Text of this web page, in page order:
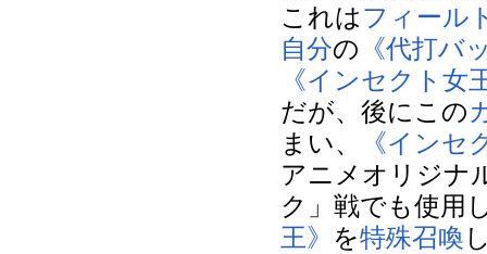
これはフィール
自分の 《代打バ
《インセクト女
だが、後にこの
まい、
《インセ
アニメオリジナ
ク」戦でも使用
王》 を特殊召喚